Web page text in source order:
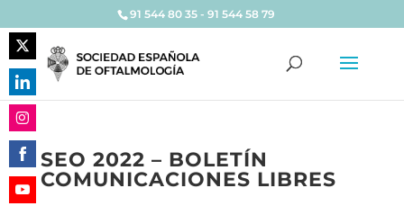
91 544 80 35 - 91 544 58 79
SEO 2022 – BOLETÍN
COMUNICACIONES LIBRES
Share
on
Twitter
Share
on
LinkedIn
Share
on
Instagram
Share
on